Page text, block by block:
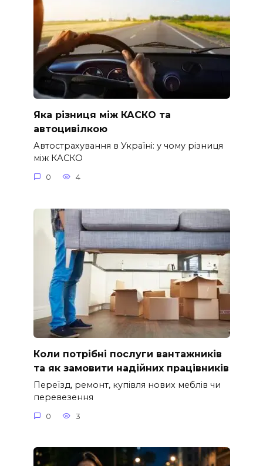
Яка різниця між КАСКО та
автоцивілкою
Автострахування в Україні: у чому різниця
між КАСКО
0 4
Коли потрібні послуги вантажників
та як замовити надійних працівників
Переїзд, ремонт, купівля нових меблів чи
перевезення
0 3